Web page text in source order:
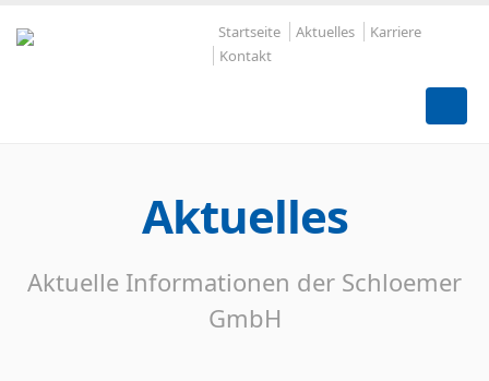
Startseite Aktuelles
Karriere
Kontakt
Aktuelles
Aktuelle Informationen der Schloemer
GmbH